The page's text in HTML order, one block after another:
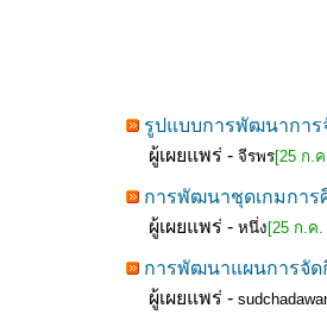
รูปแบบการพัฒนาการ
ผู้เผยแพร่ - จีรพร[25 ก.
การพัฒนาชุดเกมกา
ผู้เผยแพร่ - หนึ่ง [25 ก.ค.
การพัฒนาแผนการจัด
ผู้เผยแพร่ -